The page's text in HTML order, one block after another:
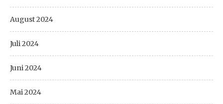
August 2024
Juli 2024
Juni 2024
Mai 2024